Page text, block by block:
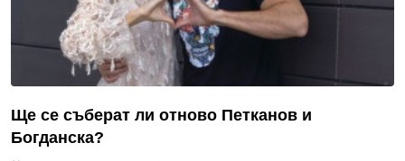
Ще се съберат ли отново Петканов и
Богданска?